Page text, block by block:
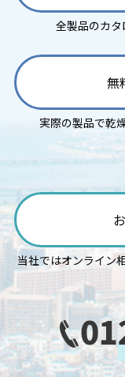
全製品のカタ
無
実際の製品で乾
当社ではオンライン